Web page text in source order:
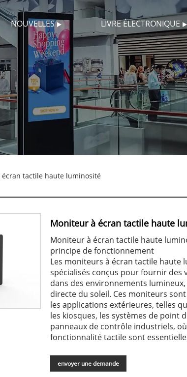
NOUVELLES LIVRE ÉLECTRONIQUE
tactile haute luminosité
Moniteur à écran tactile haute
Moniteur à écran tactile haute
principe de fonctionnement
Les moniteurs à écran tactile haute
spécialisés conçus pour fournir des
dans des environnements
directe du soleil. Ces moniteurs
les applications extérieures, telles
les kiosques, les systèmes de point
panneaux de contrôle industriels,
fonctionnalité tactile sont
envoyer une demande